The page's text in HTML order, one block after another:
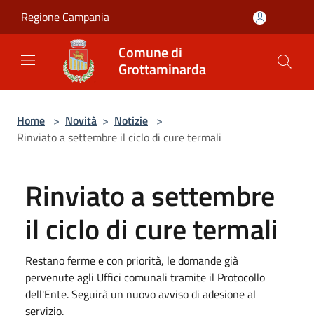
Regione Campania
Comune di
Grottaminarda
Home > Novità > Notizie >
Rinviato a settembre il ciclo di cure termali
Rinviato a settembre
il ciclo di cure termali
Restano ferme e con priorità, le domande già
pervenute agli Uffici comunali tramite il Protocollo
dell'Ente. Seguirà un nuovo avviso di adesione al
servizio.